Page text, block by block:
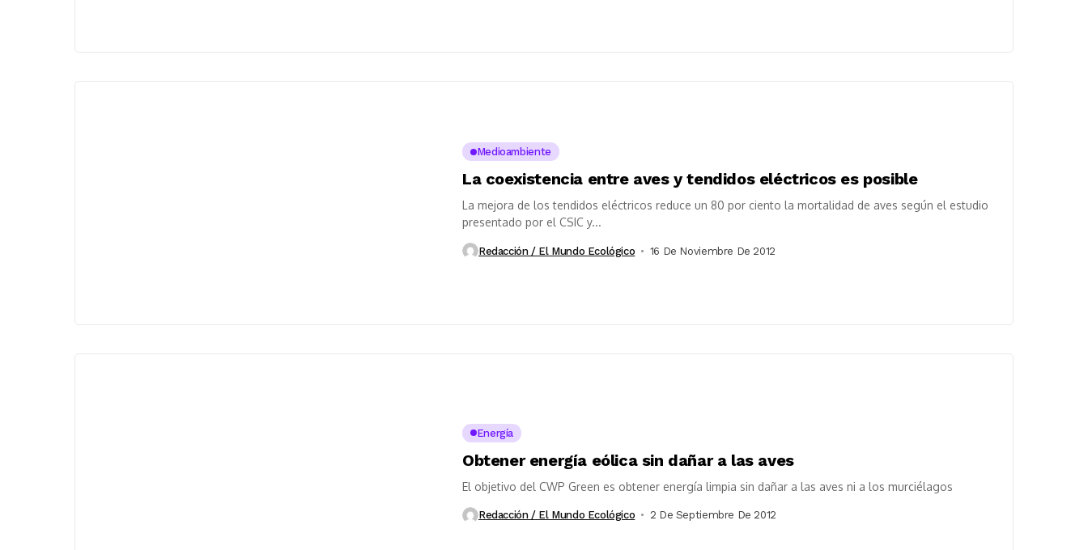
Medioambiente
La coexistencia entre aves y tendidos eléctricos es posible
La mejora de los tendidos eléctricos reduce un 80 por ciento la mortalidad de aves según el estudio
presentado por el CSIC y...
Redacción / El Mundo Ecológico 16 De Noviembre De 2012
Energía
Obtener energía eólica sin dañar a las aves
El objetivo del CWP Green es obtener energía limpia sin dañar a las aves ni a los murciélagos
Redacción / El Mundo Ecológico 2 De Septiembre De 2012